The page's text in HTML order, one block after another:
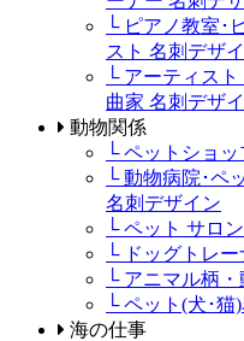
└ ピアノ教室･
スト 名刺デザ
└ アーティス
曲家 名刺デザ
動物関係
└ ペットショ
└ 動物病院･ペ
名刺デザイン
└ ペット サロ
└ ドッグトレ
└ アニマル柄
└ ペット(犬･猫
海の仕事